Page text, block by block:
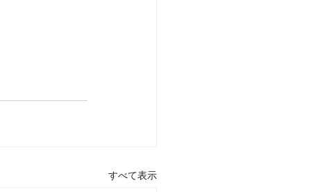
すべて表示